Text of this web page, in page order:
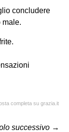
concludere
male.
completa su grazia.it
successivo →